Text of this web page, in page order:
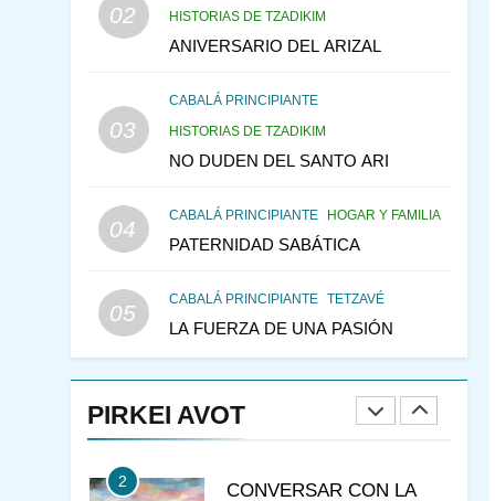
02
HISTORIAS DE TZADIKIM
ANIVERSARIO DEL ARIZAL
03
CABALÁ PRINCIPIANTE
HISTORIAS DE TZADIKIM
NO DUDEN DEL SANTO ARI
04
CABALÁ PRINCIPIANTE HOGAR Y FAMILIA
PATERNIDAD SABÁTICA
05
CABALÁ PRINCIPIANTE TETZAVÉ
LA FUERZA DE UNA PASIÓN
PIRKEI AVOT
CONSEJO DE LOS
PADRES
PENSAMIENTO JUDÍO
146
DEL TEMPLO Y LA
ALEGRÍA EN MEDIO DE
MES DE MENAJEM AV
147
VEAMOS ¿POR QUÉ
DE LAS MUJERES
PENSAMIENTO JUDÍO
1
JASIDUT
2
CONVERSAR CON LA